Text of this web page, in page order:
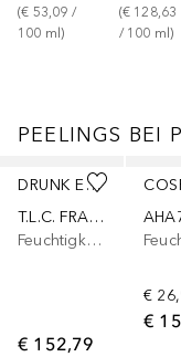
(€ 53,09 /
100 ml)
(€ 128,63
/ 100 ml)
PEELINGS BEI
DRUNK ELEPHANT
T.L.C. FRAMBOOS NIGHT SERUM
Feuchtigkeitsserum
€ 152,79
€
€